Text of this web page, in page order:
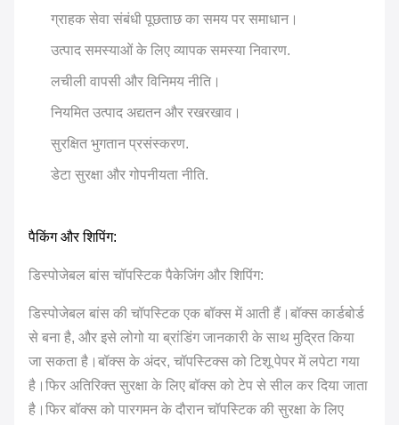
ग्राहक सेवा संबंधी पूछताछ का समय पर समाधान।
उत्पाद समस्याओं के लिए व्यापक समस्या निवारण.
लचीली वापसी और विनिमय नीति।
नियमित उत्पाद अद्यतन और रखरखाव।
सुरक्षित भुगतान प्रसंस्करण.
डेटा सुरक्षा और गोपनीयता नीति.
पैकिंग और शिपिंग:
डिस्पोजेबल बांस चॉपस्टिक पैकेजिंग और शिपिंग:
डिस्पोजेबल बांस की चॉपस्टिक एक बॉक्स में आती हैं।बॉक्स कार्डबोर्ड
से बना है, और इसे लोगो या ब्रांडिंग जानकारी के साथ मुद्रित किया
जा सकता है।बॉक्स के अंदर, चॉपस्टिक्स को टिशू पेपर में लपेटा गया
है।फिर अतिरिक्त सुरक्षा के लिए बॉक्स को टेप से सील कर दिया जाता
है।फिर बॉक्स को पारगमन के दौरान चॉपस्टिक की सुरक्षा के लिए